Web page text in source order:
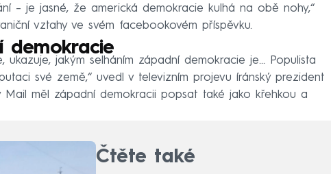
– je jasné, že americká demokracie kulhá na obě nohy,“
vztahy ve svém facebookovém příspěvku.
demokracie
ukazuje, jakým selháním západní demokracie je… Populista
své země,“ uvedl v televizním projevu íránský prezident
Mail měl západní demokracii popsat také jako křehkou a
Čtěte také